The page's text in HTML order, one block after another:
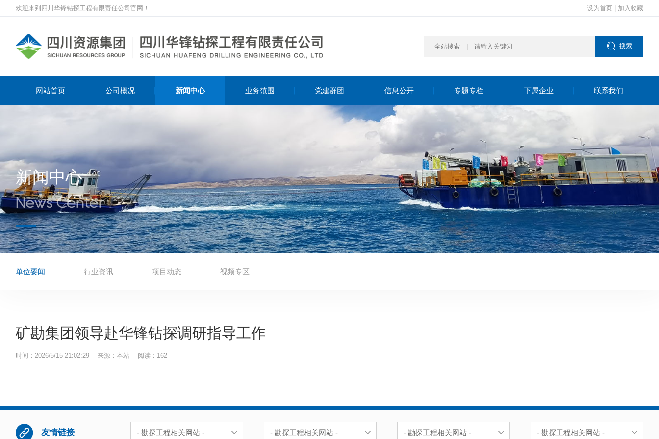
欢迎来到四川华锋钻探工程有限责任公司官网！ 设为首页 加入收藏
 搜索
网站首页 公司概况 新闻中心 业务范围 党建群团 信息公开 专题专栏 下属企业 联系我们
新闻中心
News Center
单位要闻 行业资讯 项目动态 视频专区
矿勘集团领导赴华锋钻探调研指导工作
时间：2026/5/15 21:02:29 来源：本站 阅读： 162
 友情链接